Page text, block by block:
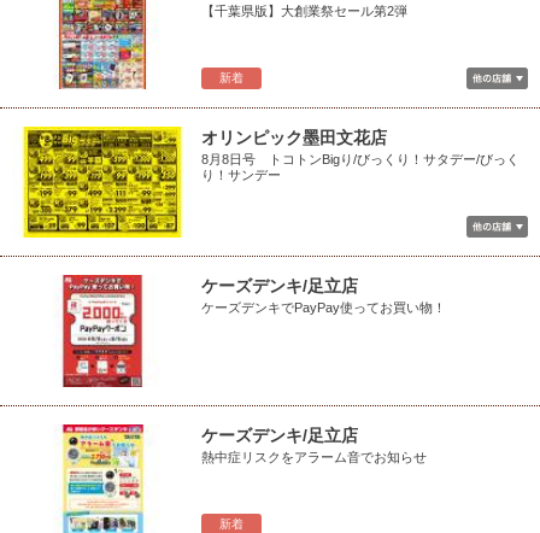
新着
【千葉県版】大創業祭セール第2弾
オリンピック墨田文花店
8月8日号 トコトンBigり/びっくり！サタデー/びっく
り！サンデー
ケーズデンキ/足立店
ケーズデンキでPayPay使ってお買い物！
新着
ケーズデンキ/足立店
熱中症リスクをアラーム音でお知らせ